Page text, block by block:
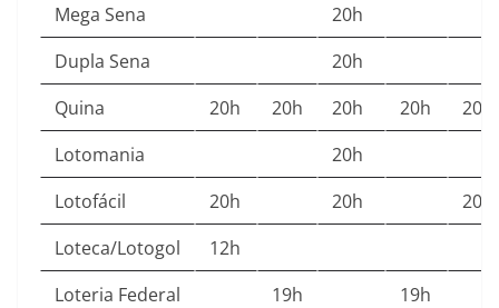
Mega Sena
20h
Dupla Sena
20h
Quina
20h 20h 20h 20h
20h
Lotomania
20h
Lotofácil
20h 20h
20h
Loteca/Lotogol
12h
Loteria Federal
19h
19h